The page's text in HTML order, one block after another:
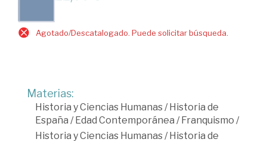
Agotado/Descatalogado. Puede solicitar búsqueda.
Materias:
Historia y Ciencias Humanas/Historia de
España /Edad Contemporánea /Franquismo /
Historia y Ciencias Humanas/Historia de